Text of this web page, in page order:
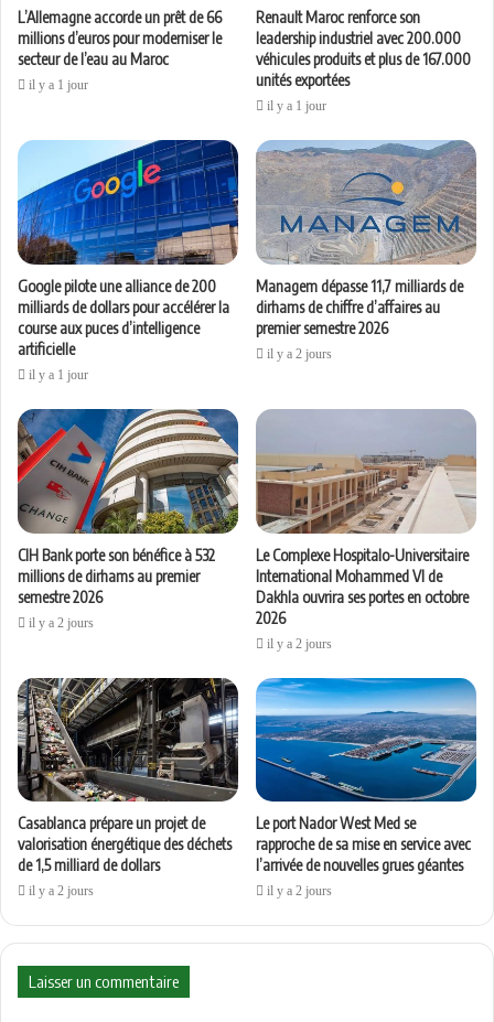
L’Allemagne accorde un prêt de 66
millions d’euros pour moderniser le
secteur de l’eau au Maroc
il y a 1 jour
Renault Maroc renforce son
leadership industriel avec 200.000
véhicules produits et plus de 167.000
unités exportées
il y a 1 jour
Google pilote une alliance de 200
milliards de dollars pour accélérer la
course aux puces d’intelligence
artificielle
il y a 1 jour
Managem dépasse 11,7 milliards de
dirhams de chiffre d’affaires au
premier semestre 2026
il y a 2 jours
CIH Bank porte son bénéfice à 532
millions de dirhams au premier
semestre 2026
il y a 2 jours
Le Complexe Hospitalo-Universitaire
International Mohammed VI de
Dakhla ouvrira ses portes en octobre
2026
il y a 2 jours
Casablanca prépare un projet de
valorisation énergétique des déchets
de 1,5 milliard de dollars
il y a 2 jours
Le port Nador West Med se
rapproche de sa mise en service avec
l’arrivée de nouvelles grues géantes
il y a 2 jours
Laisser un commentaire